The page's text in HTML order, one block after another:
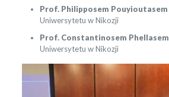
Prof. Philipposem Pouyioutasem
Uniwersytetu w Nikozji
Prof. Constantinosem Phellasem
Uniwersytetu w Nikozji